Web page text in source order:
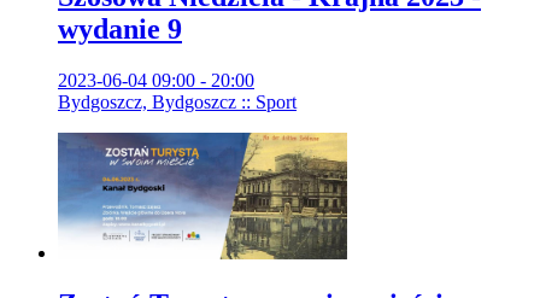
wydanie 9
2023-06-04 09:00 - 20:00
Bydgoszcz, Bydgoszcz :: Sport